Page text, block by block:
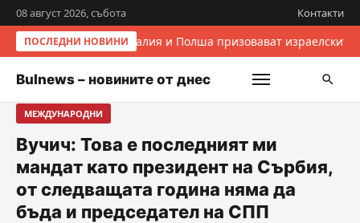
08 август 2026, събота Контакти
ПОСЛЕДНИ НОВИНИИталия и Полша призовават
Bulnews – новините от днес
МЕЖДУНАРОДНИ
Вучич: Това е последният ми
мандат като президент на Сърбия,
от следващата година няма да
бъда и председател на СПП